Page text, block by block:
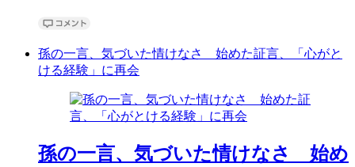
孫の一言、気づいた情けなさ 始めた証言、「心がと
ける経験」に再会
孫の一言、気づいた情けなさ 始め